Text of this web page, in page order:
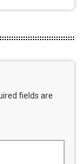
fields are